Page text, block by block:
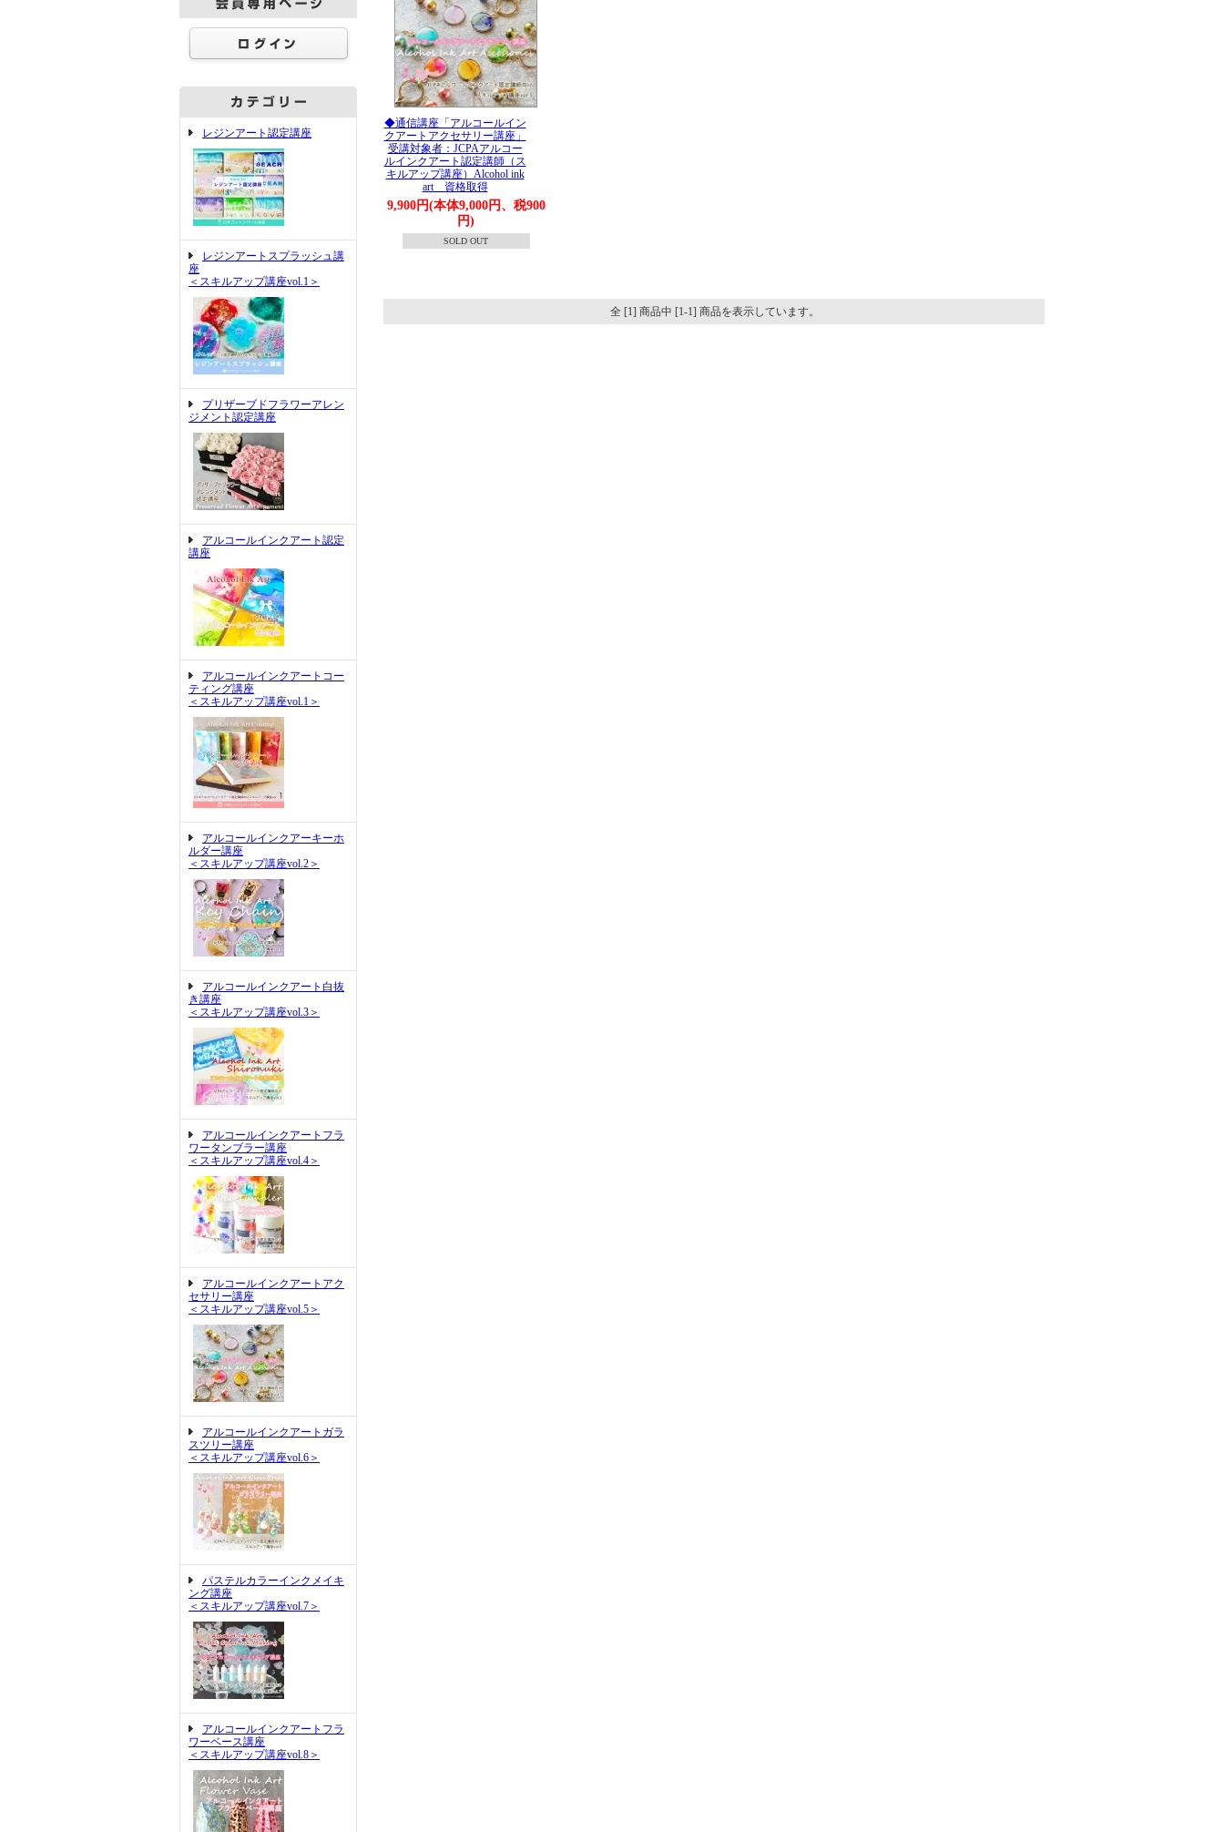
レジンアート認定講座
レジンアートスプラッシュ講
座
＜スキルアップ講座vol.1＞
プリザーブドフラワーアレン
ジメント認定講座
アルコールインクアート認定
講座
アルコールインクアートコー
ティング講座
＜スキルアップ講座vol.1＞
アルコールインクアーキーホ
ルダー講座
＜スキルアップ講座vol.2＞
アルコールインクアート白抜
き講座
＜スキルアップ講座vol.3＞
アルコールインクアートフラ
ワータンブラー講座
＜スキルアップ講座vol.4＞
アルコールインクアートアク
セサリー講座
＜スキルアップ講座vol.5＞
アルコールインクアートガラ
スツリー講座
＜スキルアップ講座vol.6＞
パステルカラーインクメイキ
ング講座
＜スキルアップ講座vol.7＞
アルコールインクアートフラ
ワーベース講座
＜スキルアップ講座vol.8＞
◆通信講座「アルコールイン
クアートアクセサリー講座」
受講対象者：JCPAアルコー
ルインクアート認定講師（ス
キルアップ講座）Alcohol ink
art 資格取得
9,900円(本体9,000円、税900
円)
SOLD OUT
全 [1] 商品中 [1-1] 商品を表示しています。